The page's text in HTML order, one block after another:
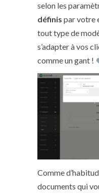
selon les
définis par votre
tout type de
s’adapter à vos
comme un gant !
Comme
documents qui